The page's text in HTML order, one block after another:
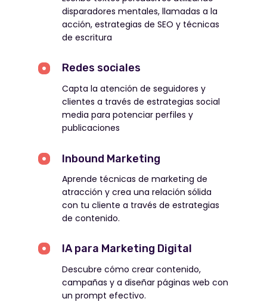
Descubre cómo crear contenido,
campañas y a diseñar páginas web con
un prompt efectivo.
IA para Marketing Digital
disparadores mentales, llamadas a la
acción, estrategias de SEO y técnicas
de escritura
Aprende técnicas de marketing de
atracción y crea una relación sólida
con tu cliente a través de estrategias
de contenido.
Inbound Marketing
Capta la atención de seguidores y
clientes a través de estrategias social
media para potenciar perfiles y
publicaciones
Redes sociales